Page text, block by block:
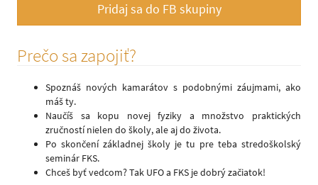
Pridaj sa do FB skupiny
Prečo sa zapojiť?
Spoznáš nových kamarátov s podobnými záujmami, ako
máš ty.
Naučíš sa kopu novej fyziky a množstvo praktických
zručností nielen do školy, ale aj do života.
Po skončení základnej školy je tu pre teba stredoškolský
seminár FKS.
Chceš byť vedcom? Tak UFO a FKS je dobrý začiatok!